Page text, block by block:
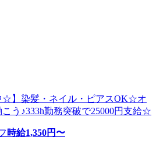
☆】染髪・ネイル・ピアスOK☆オ
う♪333h勤務突破で25000円支給☆
時給1,350円〜